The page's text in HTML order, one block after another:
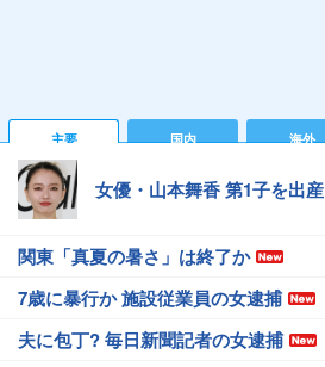
主要 国内 海外
女優・山本舞香 第1子を出産
関東「真夏の暑さ」は終了か
7歳に暴行か 施設従業員の女逮捕
夫に包丁? 毎日新聞記者の女逮捕